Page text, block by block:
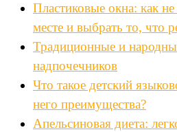
Пластиковые окна: как
месте и выбрать то, что
Традиционные и
надпочечников
Что такое детский
него преимущества?
Апельсиновая диета: